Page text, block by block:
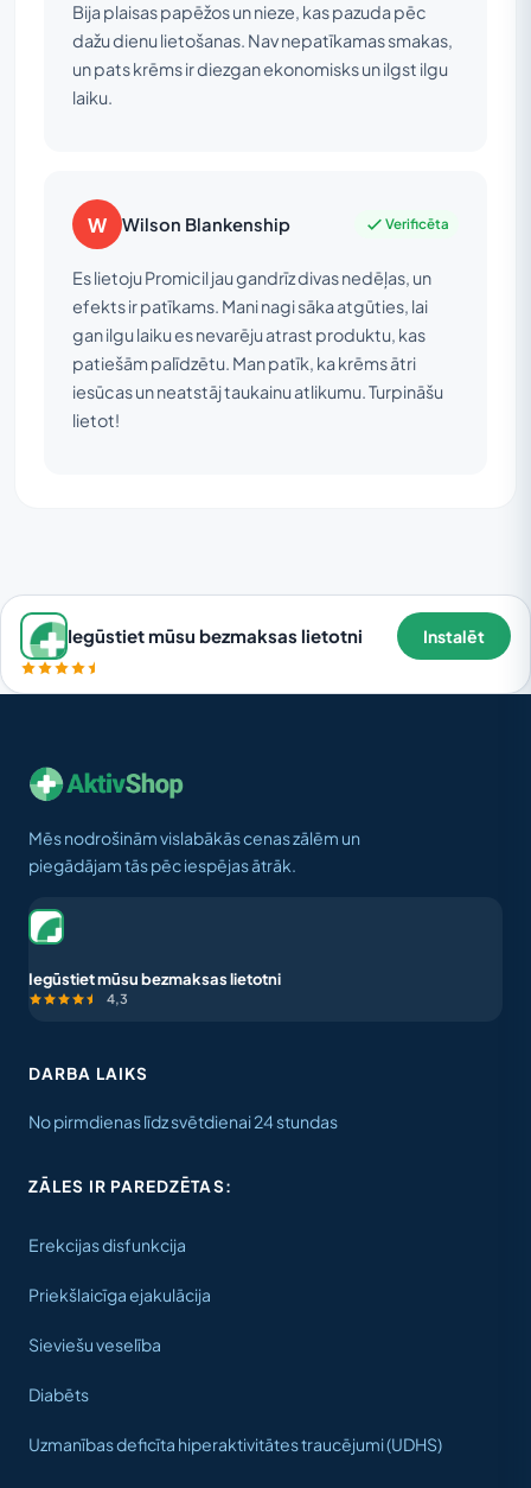
Bija plaisas papēžos un nieze, kas pazuda pēc
dažu dienu lietošanas. Nav nepatīkamas smakas,
un pats krēms ir diezgan ekonomisks un ilgst ilgu
laiku.
W Wilson Blankenship Verificēta
Es lietoju Promicil jau gandrīz divas nedēļas, un
efekts ir patīkams. Mani nagi sāka atgūties, lai
gan ilgu laiku es nevarēju atrast produktu, kas
patiešām palīdzētu. Man patīk, ka krēms ātri
iesūcas un neatstāj taukainu atlikumu. Turpināšu
lietot!
Iegūstiet mūsu bezmaksas lietotni Instalēt
Mēs nodrošinām vislabākās cenas zālēm un
piegādājam tās pēc iespējas ātrāk.
Iegūstiet mūsu bezmaksas lietotni
4,3
DARBA LAIKS
No pirmdienas līdz svētdienai 24 stundas
ZĀLES IR PAREDZĒTAS:
Erekcijas disfunkcija
Priekšlaicīga ejakulācija
Sieviešu veselība
Diabēts
Uzmanības deficīta hiperaktivitātes traucējumi (UDHS)